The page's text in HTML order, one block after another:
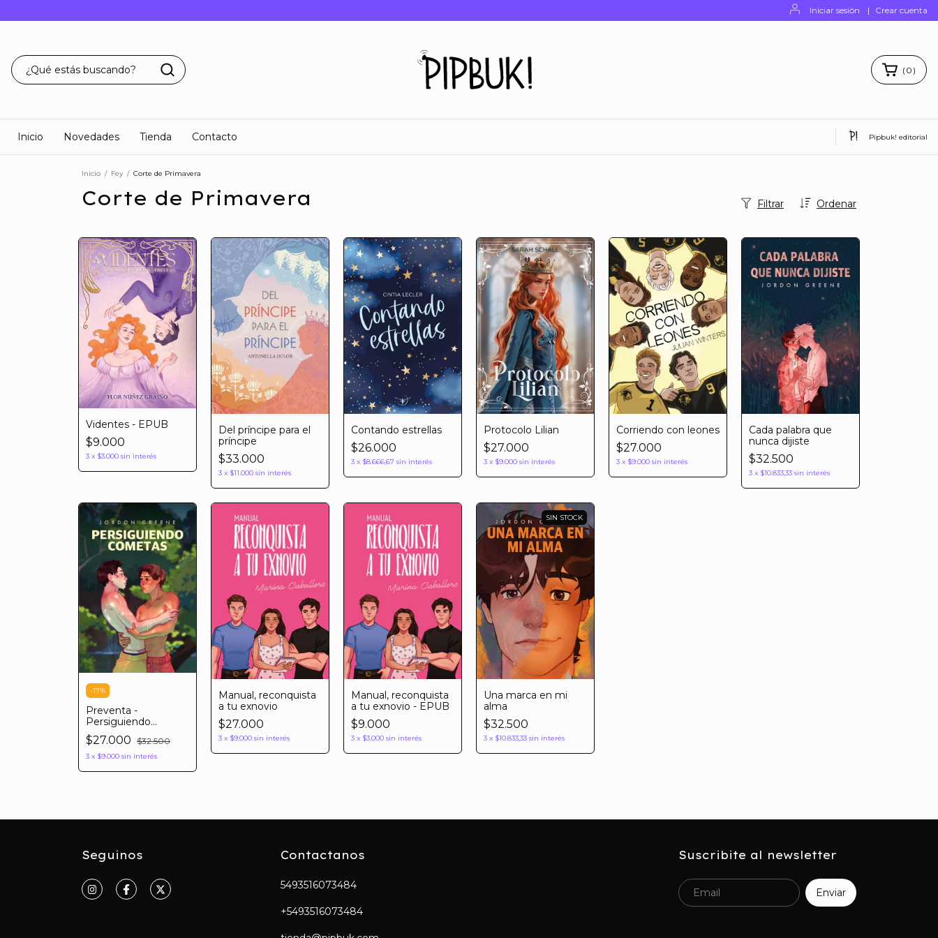
Iniciar sesión | Crear cuenta
( 0 )
Inicio Novedades Tienda Contacto Pipbuk! editorial
Inicio / Fey / Corte de Primavera
Corte de Primavera Ordenar
Filtrar
Videntes - EPUB
$9.000
3 x $3.000 sin interés
Del príncipe para el
príncipe
$33.000
3 x $11.000 sin interés
Contando estrellas
$26.000
3 x $8.666,67 sin interés
Protocolo Lilian
$27.000
3 x $9.000 sin interés
Corriendo con leones
$27.000
3 x $9.000 sin interés
Cada palabra que
nunca dijiste
$32.500
3 x $10.833,33 sin interés
-17%
Preventa -
Persiguiendo
cometas
$27.000 $32.500
3 x $9.000 sin interés
Manual, reconquista
a tu exnovio
$27.000
3 x $9.000 sin interés
Manual, reconquista
a tu exnovio - EPUB
$9.000
3 x $3.000 sin interés
SIN STOCK
Una marca en mi
alma
$32.500
3 x $10.833,33 sin interés
Seguinos Contactanos
5493516073484
+5493516073484
Suscribite al newsletter